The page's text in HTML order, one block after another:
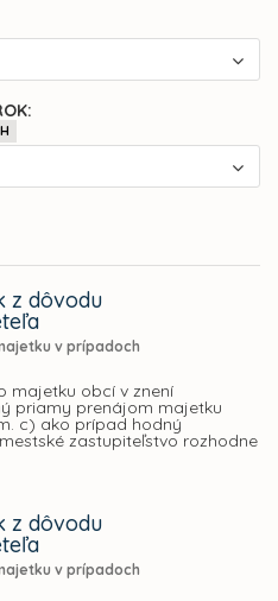
z dôvodu
v prípadoch
majetku obcí v znení
priamy prenájom majetku
c) ako prípad hodný
zastupiteľstvo rozhodne
z dôvodu
v prípadoch